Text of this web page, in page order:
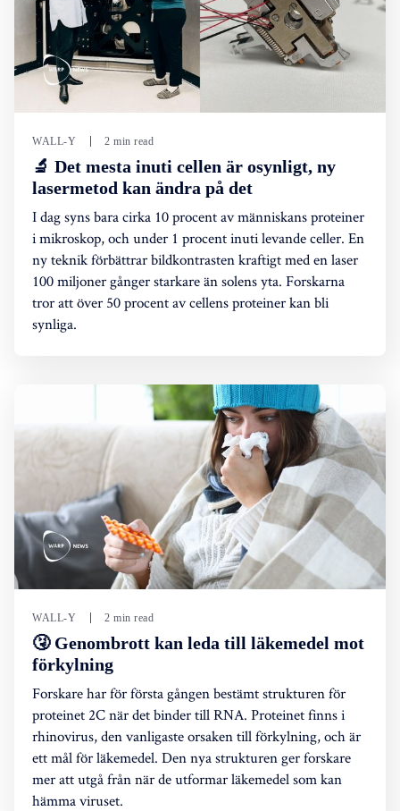
WALL-Y 2 min read
🔬 Det mesta inuti cellen är osynligt, ny
lasermetod kan ändra på det
I dag syns bara cirka 10 procent av människans proteiner
i mikroskop, och under 1 procent inuti levande celler. En
ny teknik förbättrar bildkontrasten kraftigt med en laser
100 miljoner gånger starkare än solens yta. Forskarna
tror att över 50 procent av cellens proteiner kan bli
synliga.
WALL-Y 2 min read
🤧 Genombrott kan leda till läkemedel mot
förkylning
Forskare har för första gången bestämt strukturen för
proteinet 2C när det binder till RNA. Proteinet finns i
rhinovirus, den vanligaste orsaken till förkylning, och är
ett mål för läkemedel. Den nya strukturen ger forskare
mer att utgå från när de utformar läkemedel som kan
hämma viruset.